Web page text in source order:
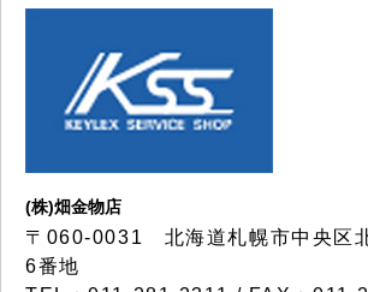
(株)畑金物店
〒060-0031 北海道札幌市中央区
6番地